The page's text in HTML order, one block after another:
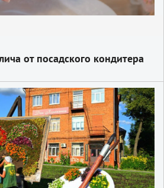
от посадского кондитера